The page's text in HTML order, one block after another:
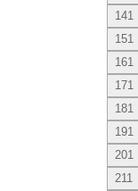
141
151
161
171
181
191
201
211